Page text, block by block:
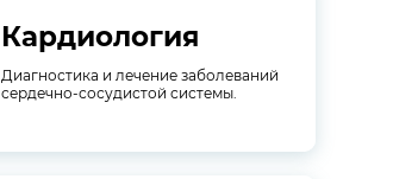
Кардиология
Диагностика и лечение заболеваний
сердечно-сосудистой системы.
Кардиология
Диагностика и лечение заболеваний
сердечно-сосудистой системы.